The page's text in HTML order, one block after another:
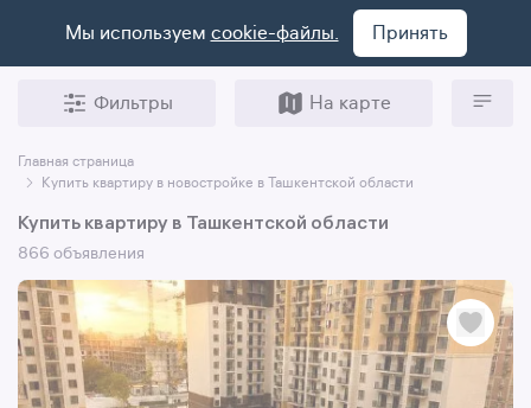
Мы используем cookie-файлы. Принять
Фильтры На карте
Главная страница
Купить квартиру в новостройке в Ташкентской области
Купить квартиру в Ташкентской области
866 объявления